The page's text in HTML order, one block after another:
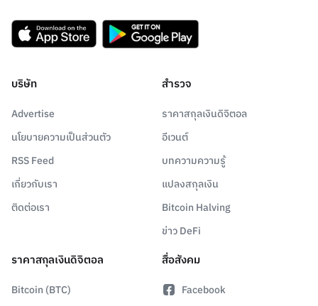
บริษัท
Advertise
นโยบายความเป็นส่วนตัว
RSS Feed
เกี่ยวกับเรา
ติดต่อเรา
สำรวจ
ราคาสกุลเงินดิจิตอล
อีเวนต์
บทความความรู้
แปลงสกุลเงิน
Bitcoin Halving
ข่าว DeFi
ราคาสกุลเงินดิจิตอล
Bitcoin (BTC)
สื่อสังคม
Facebook